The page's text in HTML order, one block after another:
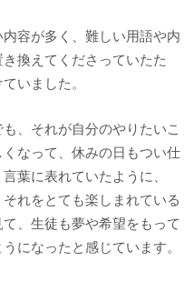
容が多く、難しい用語や内
換えてくださっていたた
いました。
、それが自分のやりたいこ
なって、休みの日もつい仕
葉に表れていたように、
れをとても楽しまれている
、生徒も夢や希望をもって
になったと感じています。